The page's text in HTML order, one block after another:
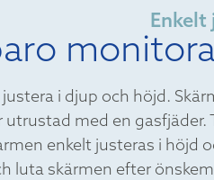
Enkelt
justera i djup och höjd.
utrustad med en gasfjäder.
enkelt justeras i höjd
luta skärmen efter